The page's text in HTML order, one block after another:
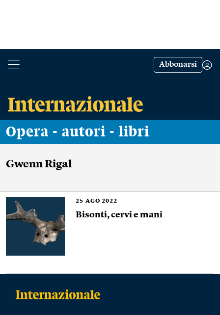
Abbonarsi
Opera - autori - libri
Gwenn Rigal
25 AGO 2022
Bisonti, cervi e mani